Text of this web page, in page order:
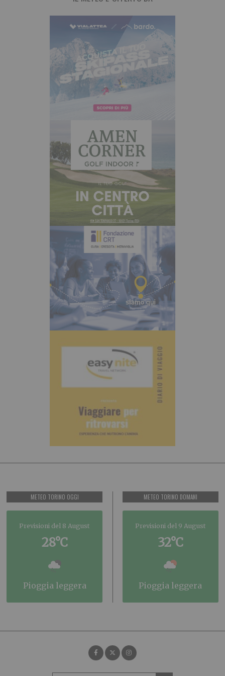
METEO TORINO OGGI
Previsioni del 8 August
28°C
pioggia leggera
METEO TORINO DOMANI
Previsioni del 9 August
32°C
pioggia leggera